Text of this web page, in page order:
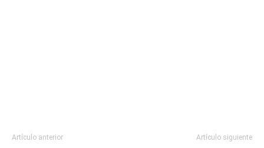
Artículo anterior Artículo siguiente